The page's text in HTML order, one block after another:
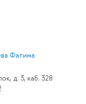
Фатима
д. 3, каб. 328